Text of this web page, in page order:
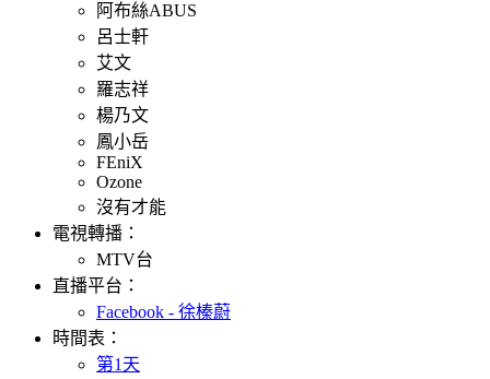
阿布絲ABUS
呂士軒
艾文
羅志祥
楊乃文
鳳小岳
FEniX
Ozone
沒有才能
電視轉播：
MTV台
直播平台：
Facebook - 徐榛蔚
時間表：
第1天